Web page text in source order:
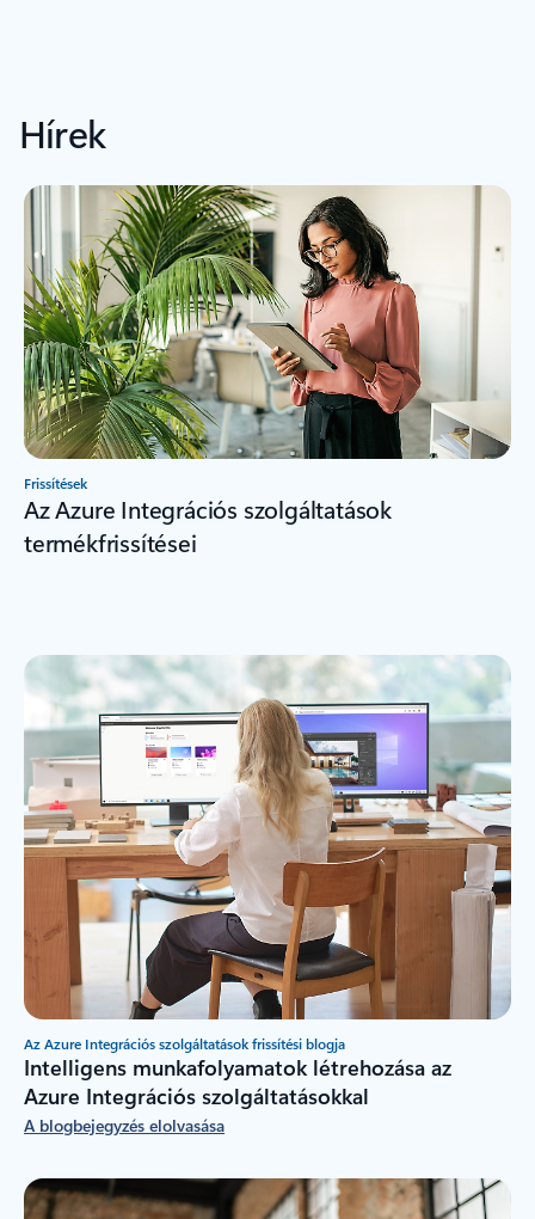
Hírek
Frissítések
Az Azure Integrációs szolgáltatások
termékfrissítései
Az Azure Integrációs szolgáltatások frissítési blogja
Intelligens munkafolyamatok létrehozása az
Azure Integrációs szolgáltatásokkal
A blogbejegyzés elolvasása